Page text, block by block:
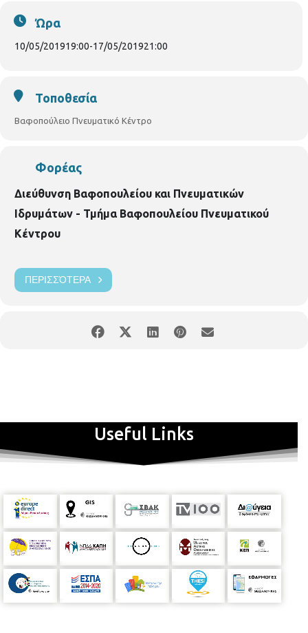
Περιφερειακού δικτύου Περιβαλλοντικής Εκπαίδευσης Κ.
Μακεδονίας «Κλικ, προστάτευσέ το!», στο Βαφοπούλειο
Πνευματικό Κέντρο του Δήμου Θεσσαλονίκης
Ώρα
10/05/201919:00-17/05/201921:00
Τοποθεσία
Βαφοπούλειο Πνευματικό Κέντρο
Φορέας
Διεύθυνση Βαφοπουλείου και Πνευματικών
Ιδρυμάτων - Τμήμα Βαφοπουλείου Πνευματικού
Κέντρου
ΠΕΡΙΣΣΌΤΕΡΑ
Useful Links